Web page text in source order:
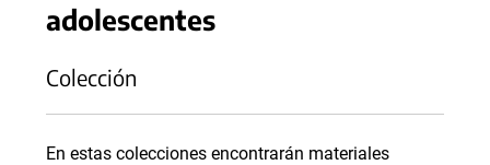
adolescentes
Colección
En estas colecciones encontrarán materiales